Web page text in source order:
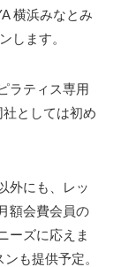
横浜みなとみ
します。
ラティス専用
としては初め
外にも、レッ
額会費会員の
ーズに応えま
も提供予定。